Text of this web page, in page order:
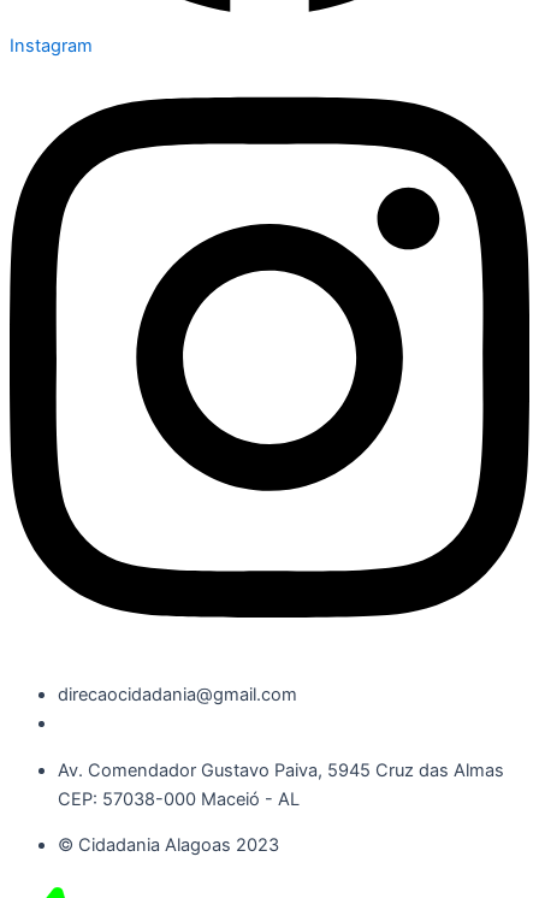
Instagram
direcaocidadania@gmail.com
Av. Comendador Gustavo Paiva, 5945 Cruz das Almas
CEP: 57038-000 Maceió - AL
© Cidadania Alagoas 2023